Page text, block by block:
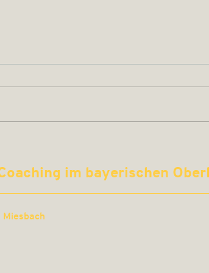
im bayerischen
Miesbach